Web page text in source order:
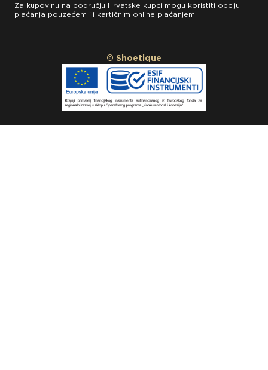
Za kupovinu na području Hrvatske kupci mogu koristiti opciju
plaćanja pouzećem ili kartičnim online plaćanjem.
© Shoetique